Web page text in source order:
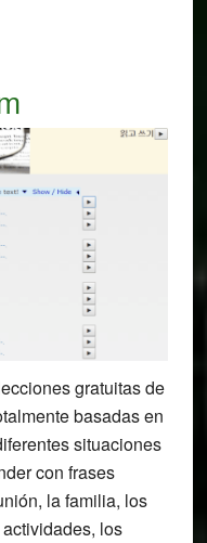
gratuitas de
basadas en
situaciones
con frases
la familia, los
los